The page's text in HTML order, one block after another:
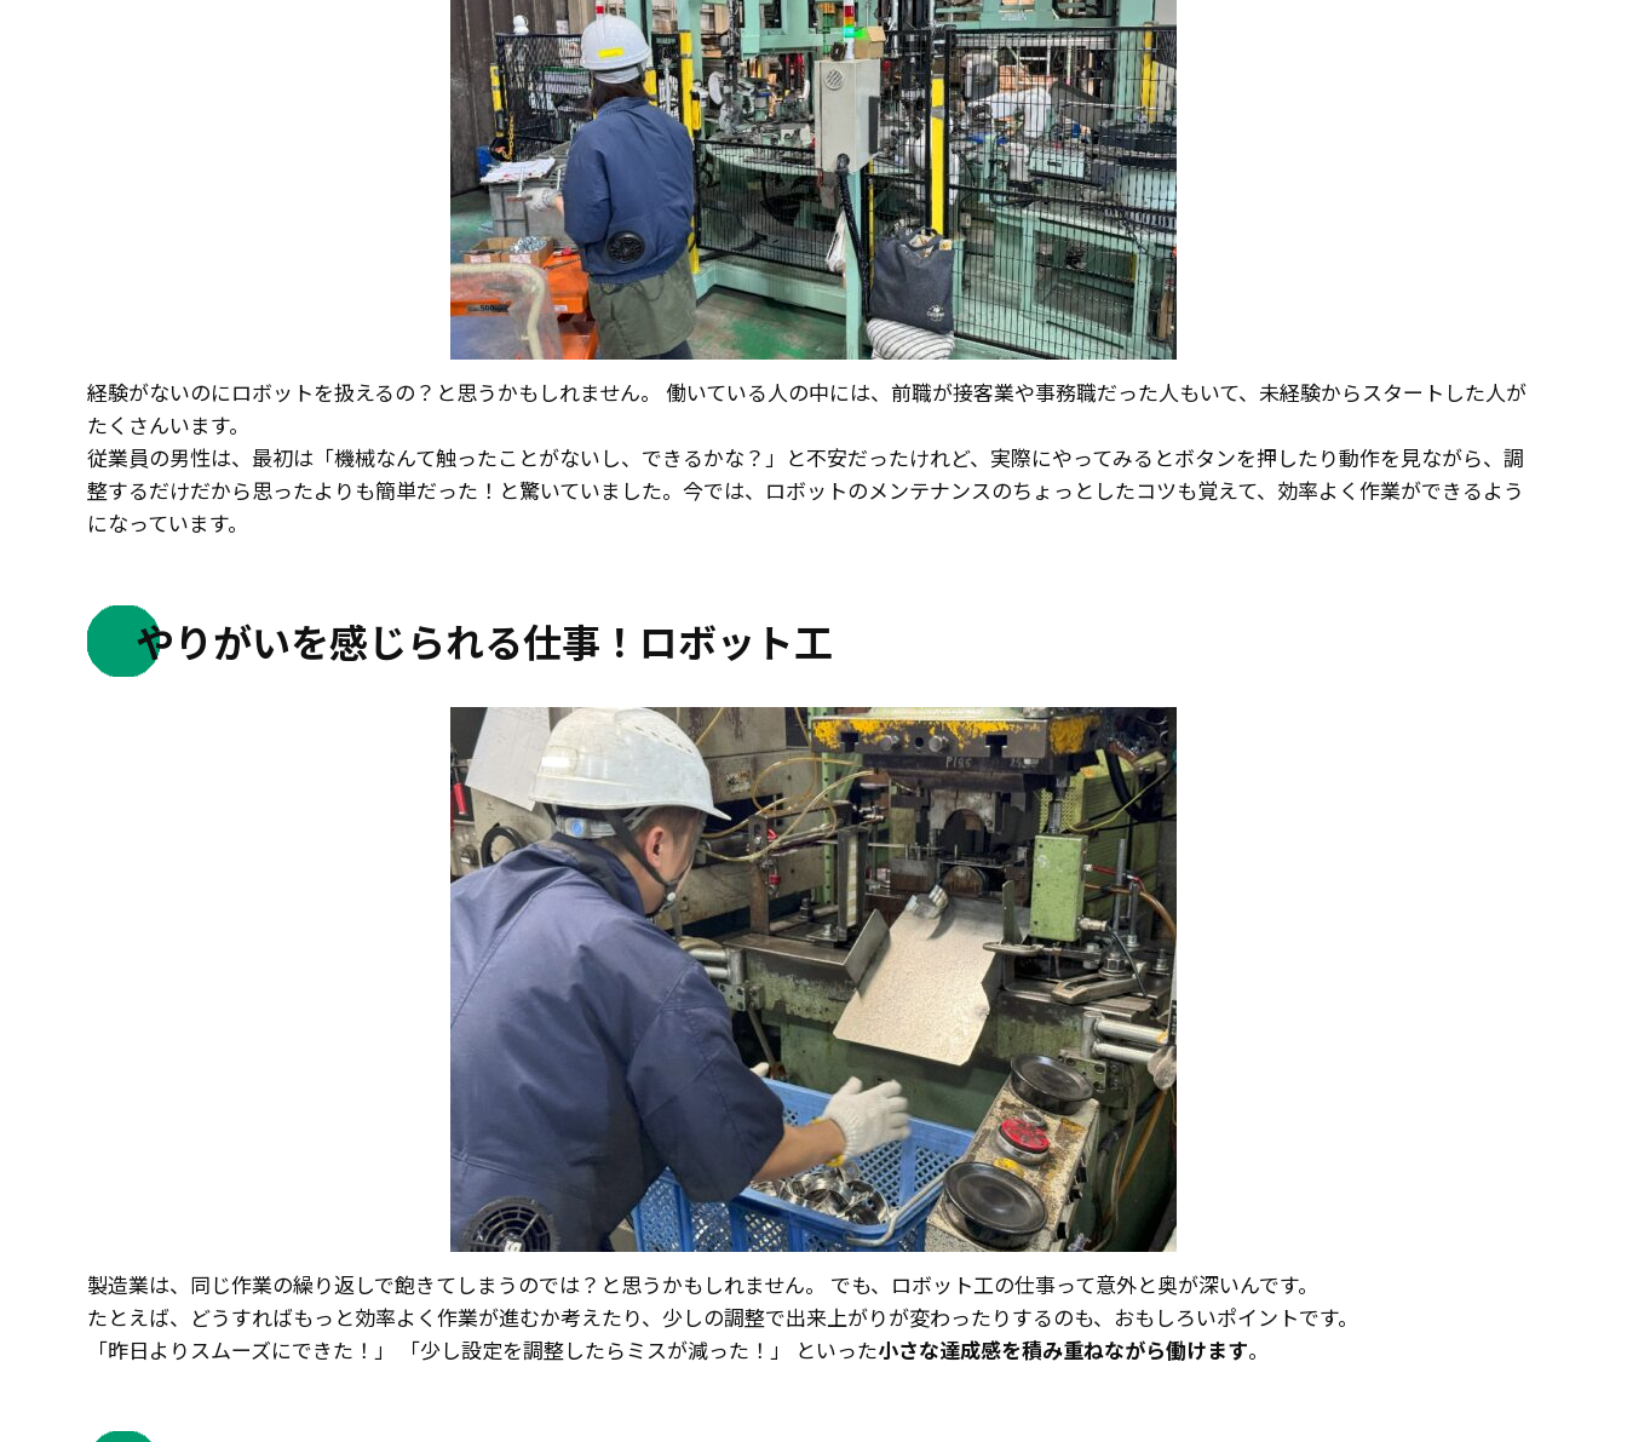
経験がないのにロボットを扱えるの？と思うかもしれません。 働いている人の中には、前職が接客業や事務職だった人もいて、未経験からスタートした人が
たくさんいます。
従業員の男性は、最初は「機械なんて触ったことがないし、できるかな？」と不安だったけれど、実際にやってみるとボタンを押したり動作を見ながら、調
整するだけだから思ったよりも簡単だった！と驚いていました。今では、ロボットのメンテナンスのちょっとしたコツも覚えて、効率よく作業ができるよう
になっています。
やりがいを感じられる仕事！ロボット工
製造業は、同じ作業の繰り返しで飽きてしまうのでは？と思うかもしれません。 でも、ロボット工の仕事って意外と奥が深いんです。
たとえば、どうすればもっと効率よく作業が進むか考えたり、少しの調整で出来上がりが変わったりするのも、おもしろいポイントです。
「昨日よりスムーズにできた！」 「少し設定を調整したらミスが減った！」 といった小さな達成感を積み重ねながら働けます。